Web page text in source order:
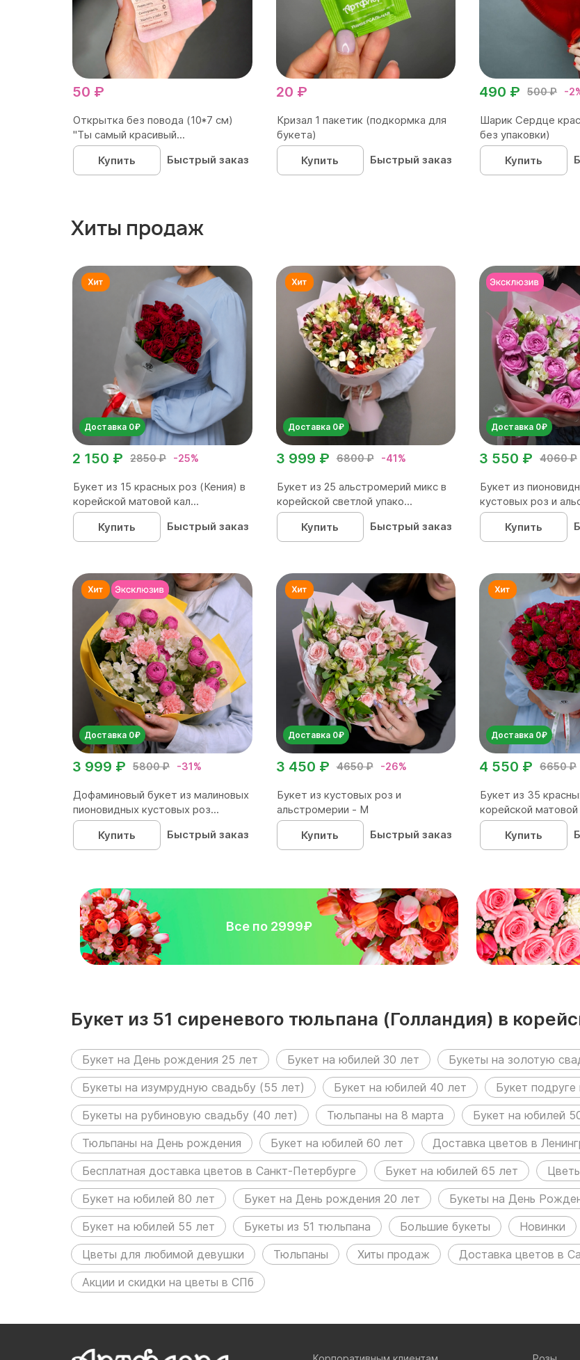
50 ₽
Открытка без повода (10*7 см)
"Ты самый красивый...
Купить
Быстрый заказ
20 ₽
Кризал 1 пакетик (подкормка для
букета)
Купить
Быстрый заказ
500 ₽ -
490 ₽
Шарик Сердце
без упаковки)
Купить
Хиты продаж
Доставка 0₽
2850 ₽ -25%
2 150 ₽
Букет из 15 красных роз (Кения) в
корейской матовой кал...
Купить
Быстрый заказ
Доставка 0₽
6800 ₽ -41%
3 999 ₽
Букет из 25 альстромерий микс в
корейской светлой упако...
Купить
Быстрый заказ
Доставка 0₽
4060 ₽
3 550 ₽
Букет из
кустовых роз и
Купить
Доставка 0₽
5800 ₽ -31%
3 999 ₽
Дофаминовый букет из малиновых
пионовидных кустовых роз...
Купить
Быстрый заказ
Доставка 0₽
4650 ₽ -26%
3 450 ₽
Букет из кустовых роз и
альстромерии - М
Купить
Быстрый заказ
Доставка 0₽
6650 ₽
4 550 ₽
Букет из 35
корейской матовой
Купить
Все по 2999₽
Букет из 51 сиреневого тюльпана (Голландия) в
следующих разделах:
Букет на День рождения 25 лет Букет на юбилей 30 лет Букеты на золотую
Букеты на изумрудную свадьбу (55 лет)
Букет на юбилей 40 лет
Букет
Букеты на рубиновую свадьбу (40 лет)
Тюльпаны на 8 марта Букет на юбилей
Тюльпаны на День рождения
Букет на юбилей 60 лет
Доставка цветов в
Бесплатная доставка цветов в Санкт-Петербурге
Букет на юбилей 65 лет
Букет на юбилей 80 лет
Букет на День рождения 20 лет Букеты на День
Букет на юбилей 55 лет
Букеты из 51 тюльпана Большие букеты Новинки
Цветы для любимой девушки
Тюльпаны Хиты продаж
Доставка цветов в
Акции и скидки на цветы в СПб